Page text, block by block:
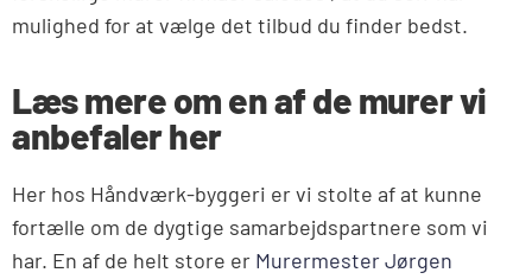
mulighed for at vælge det tilbud du finder bedst.
Læs mere om en af de murer vi
anbefaler her
Her hos Håndværk-byggeri er vi stolte af at kunne
fortælle om de dygtige samarbejdspartnere som vi
har. En af de helt store er Murermester Jørgen